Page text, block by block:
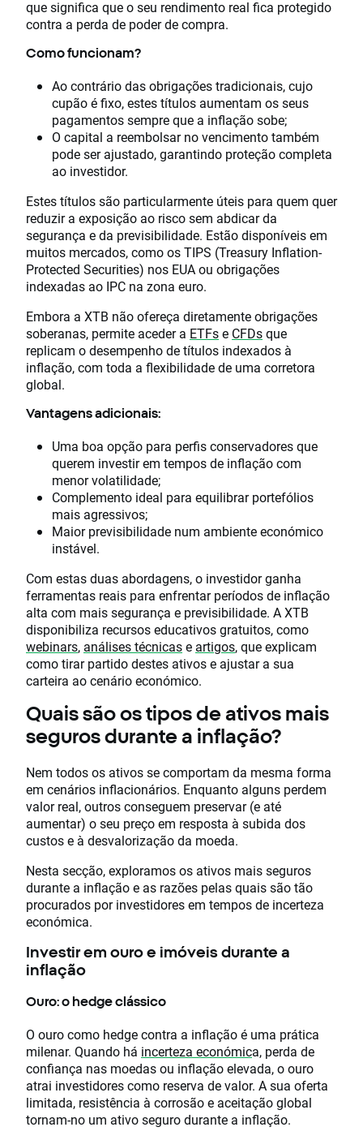
que significa que o seu rendimento real fica protegido
contra a perda de poder de compra.
Como funcionam?
Ao contrário das obrigações tradicionais, cujo
cupão é fixo, estes títulos aumentam os seus
pagamentos sempre que a inflação sobe;
O capital a reembolsar no vencimento também
pode ser ajustado, garantindo proteção completa
ao investidor.
Estes títulos são particularmente úteis para quem quer
reduzir a exposição ao risco sem abdicar da
segurança e da previsibilidade. Estão disponíveis em
muitos mercados, como os TIPS (Treasury Inflation-
Protected Securities) nos EUA ou obrigações
indexadas ao IPC na zona euro.
Embora a XTB não ofereça diretamente obrigações
soberanas, permite aceder a ETFse CFDsque
replicam o desempenho de títulos indexados à
inflação, com toda a flexibilidade de uma corretora
global.
Vantagens adicionais:
Uma boa opção para perfis conservadores que
querem investir em tempos de inflação com
menor volatilidade;
Complemento ideal para equilibrar portefólios
mais agressivos;
Maior previsibilidade num ambiente económico
instável.
Com estas duas abordagens, o investidor ganha
ferramentas reais para enfrentar períodos de inflação
alta com mais segurança e previsibilidade. A XTB
disponibiliza recursos educativos gratuitos, como
webinars, análises técnicase artigos, que explicam
como tirar partido destes ativos e ajustar a sua
carteira ao cenário económico.
Quais são os tipos de ativos mais
seguros durante a inflação?
Nem todos os ativos se comportam da mesma forma
em cenários inflacionários. Enquanto alguns perdem
valor real, outros conseguem preservar (e até
aumentar) o seu preço em resposta à subida dos
custos e à desvalorização da moeda.
Nesta secção, exploramos os ativos mais seguros
durante a inflação e as razões pelas quais são tão
procurados por investidores em tempos de incerteza
económica.
Investir em ouro e imóveis durante a
inflação
Ouro: o hedge clássico
O ouro como hedge contra a inflação é uma prática
milenar. Quando há incerteza económica, perda de
confiança nas moedas ou inflação elevada, o ouro
atrai investidores como reserva de valor. A sua oferta
limitada, resistência à corrosão e aceitação global
tornam-no um ativo seguro durante a inflação.